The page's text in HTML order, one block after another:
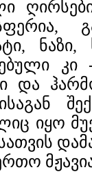
კი
და
იყო